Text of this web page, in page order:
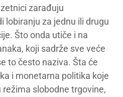
zarađuju
lobiranju za jednu ili drugu
Što onda utiče i na
koji sadrže sve veće
to često naziva. Šta će
i monetarna politika koje
slobodne trgovine,